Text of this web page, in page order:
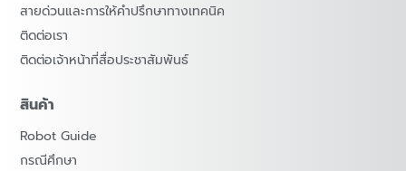
สายด่วนและการให้คำปรึกษาทางเทคนิค
ติดต่อเรา
ติดต่อเจ้าหน้าที่สื่อประชาสัมพันธ์
สินค้า
Robot Guide
กรณีศึกษา